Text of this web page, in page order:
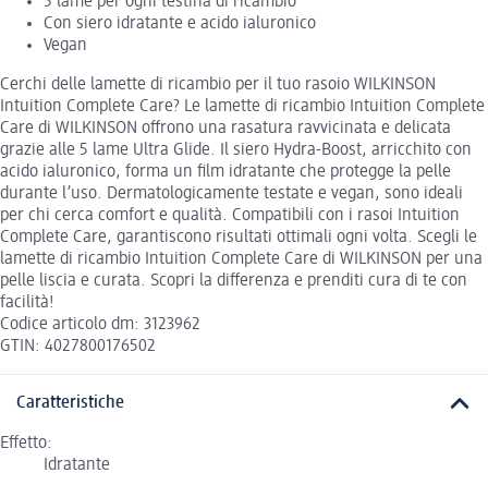
Con siero idratante e acido ialuronico
Vegan
Cerchi delle lamette di ricambio per il tuo rasoio WILKINSON
Intuition Complete Care? Le lamette di ricambio Intuition Complete
Care di WILKINSON offrono una rasatura ravvicinata e delicata
grazie alle 5 lame Ultra Glide. Il siero Hydra-Boost, arricchito con
acido ialuronico, forma un film idratante che protegge la pelle
durante l’uso. Dermatologicamente testate e vegan, sono ideali
per chi cerca comfort e qualità. Compatibili con i rasoi Intuition
Complete Care, garantiscono risultati ottimali ogni volta. Scegli le
lamette di ricambio Intuition Complete Care di WILKINSON per una
pelle liscia e curata. Scopri la differenza e prenditi cura di te con
facilità!
Codice articolo dm: 3123962
GTIN: 4027800176502
Caratteristiche
Effetto:
Idratante